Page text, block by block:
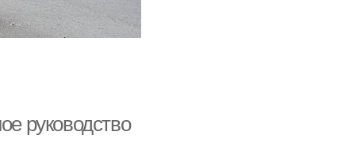
руководство